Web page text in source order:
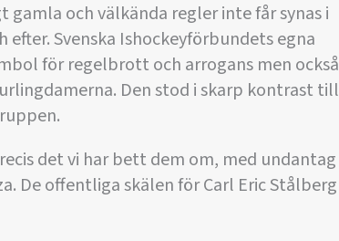
och välkända regler inte får synas i
Svenska Ishockeyförbundets egna
för regelbrott och arrogans men också
Den stod i skarp kontrast till
det vi har bett dem om, med undantag
De offentliga skälen för Carl Eric Stålberg